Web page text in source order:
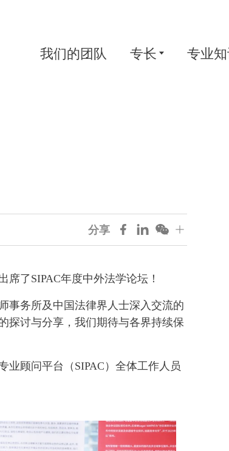
我们的团队 专长 专业
分享
席了SIPAC年度中外法学论坛！
事务所及中国法律界人士深入交流的
探讨与分享，我们期待与各界持续保
业顾问平台（SIPAC）全体工作人员